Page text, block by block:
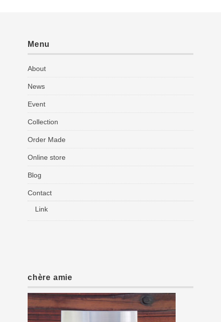
Menu
About
News
Event
Collection
Order Made
Online store
Blog
Contact
Link
chère amie